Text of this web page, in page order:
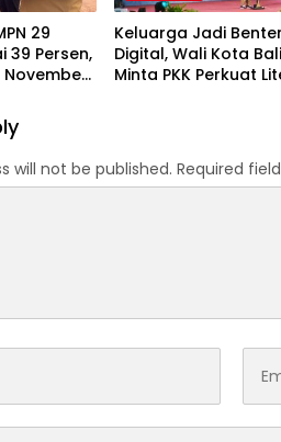
29
39 Persen,
Keluarga Jadi
Digital, Wali Kota
Minta PKK Perkuat
will not be published. Required